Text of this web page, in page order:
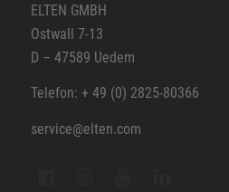
ELTEN GMBH
Ostwall 7-13
D – 47589 Uedem
Telefon: + 49 (0) 2825-80366
service@elten.com